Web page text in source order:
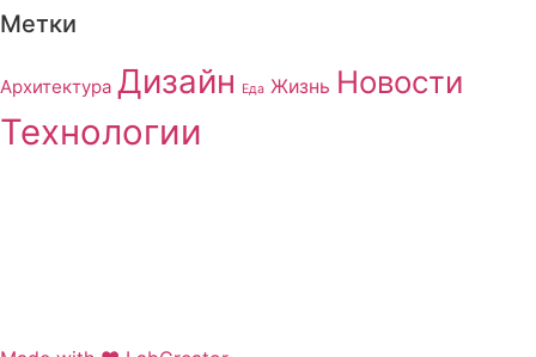
Метки
Архитектура Дизайн Еда Жизнь Новости
Технологии